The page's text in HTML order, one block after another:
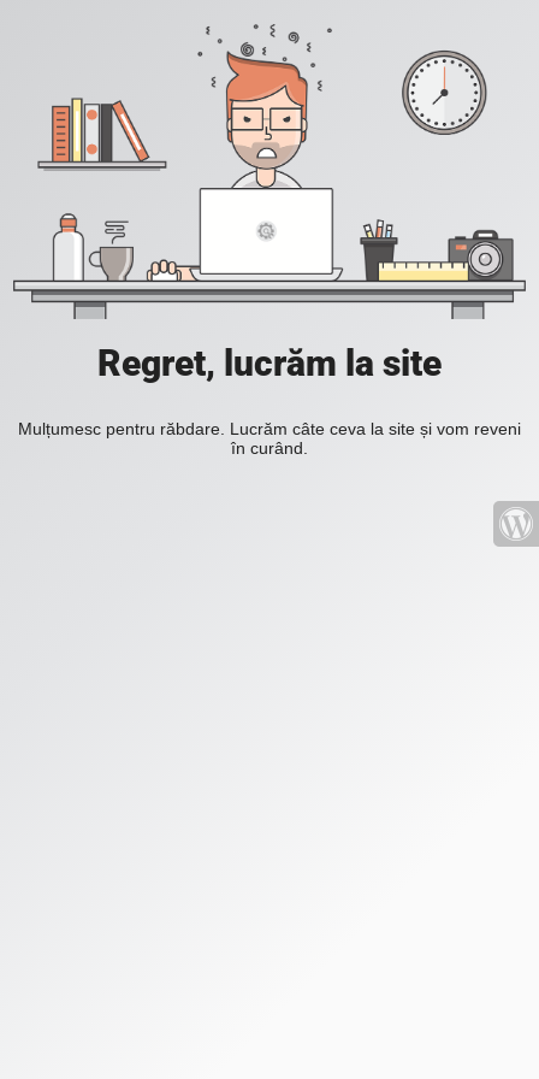
Regret, lucrăm la site
Mulțumesc pentru răbdare. Lucrăm câte ceva la site și vom reveni
în curând.